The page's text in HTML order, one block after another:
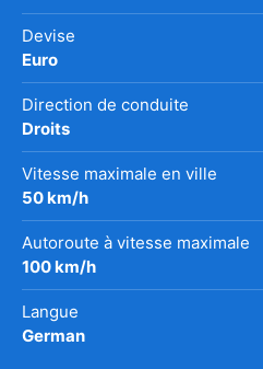
Devise
Euro
Direction de conduite
Droits
Vitesse maximale en ville
50 km/h
Autoroute à vitesse maximale
100 km/h
Langue
German